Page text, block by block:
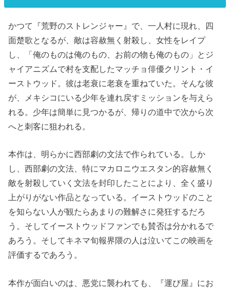
かつて『荒野のストレンジャー』で、一人村に現れ、四
面楚歌となるが、敵は容赦無く射殺し、女性をレイプ
し、「俺のものは俺のもの、お前の物も俺のもの」とジ
ャイアニズムで村を支配したマッチョ俳優クリント・イ
ーストウッド。彼は老衰に老衰を重ねていた。そんな彼
が、メキシコにいる少年を連れ戻すミッションを与えら
れる。少年は簡単に見つかるが、帰りの道中で次から次
へと刺客に狙われる。
本作は、明らかに西部劇の文法で作られている。しか
し、西部劇の文法、特にマカロニウエスタン的容赦無く
敵を射殺していく文法を封印したことにより、全く盛り
上がりがない作品となっている。イーストウッドのこと
を知らない人が観たらあまりの難解さに発狂するだろ
う。そしてイーストウッドファンでも賛否は分かれるで
あろう。そしてキネマ旬報界隈の人は泣いてこの映画を
評価するであろう。
本作が面白いのは、悪党に襲われても、『運び屋』にお